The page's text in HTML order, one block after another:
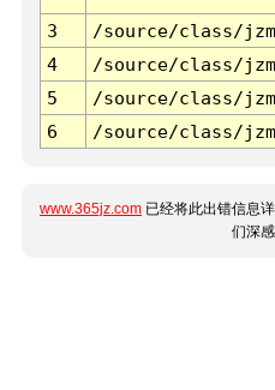
3 /source/class/
4
/source/class/
5
/source/class/
6
/source/class/
www.365jz.com 已经将此出错信息
们深